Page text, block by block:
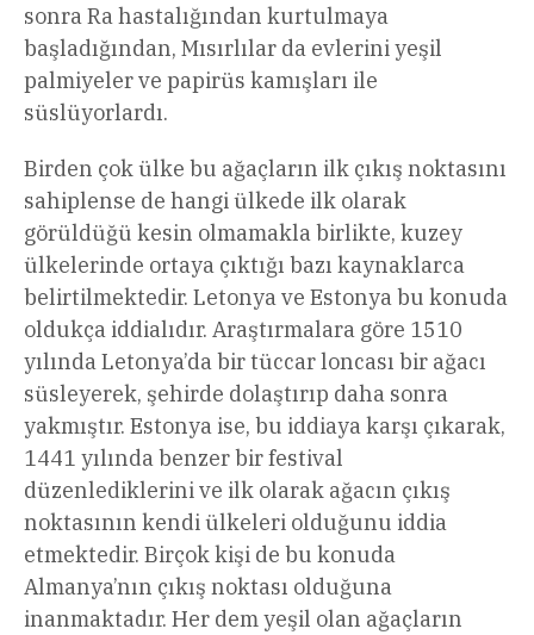
sonra Ra hastalığından kurtulmaya
başladığından, Mısırlılar da evlerini yeşil
palmiyeler ve papirüs kamışları ile
süslüyorlardı.
Birden çok ülke bu ağaçların ilk çıkış noktasını
sahiplense de hangi ülkede ilk olarak
görüldüğü kesin olmamakla birlikte, kuzey
ülkelerinde ortaya çıktığı bazı kaynaklarca
belirtilmektedir. Letonya ve Estonya bu konuda
oldukça iddialıdır. Araştırmalara göre 1510
yılında Letonya’da bir tüccar loncası bir ağacı
süsleyerek, şehirde dolaştırıp daha sonra
yakmıştır. Estonya ise, bu iddiaya karşı çıkarak,
1441 yılında benzer bir festival
düzenlediklerini ve ilk olarak ağacın çıkış
noktasının kendi ülkeleri olduğunu iddia
etmektedir. Birçok kişi de bu konuda
Almanya’nın çıkış noktası olduğuna
inanmaktadır. Her dem yeşil olan ağaçların